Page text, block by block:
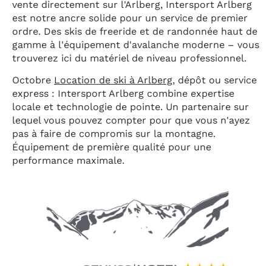
vente directement sur l'Arlberg, Intersport Arlberg
est notre ancre solide pour un service de premier
ordre. Des skis de freeride et de randonnée haut de
gamme à l'équipement d'avalanche moderne – vous
trouverez ici du matériel de niveau professionnel.
Octobre Location de ski à Arlberg, dépôt ou service
express : Intersport Arlberg combine expertise
locale et technologie de pointe. Un partenaire sur
lequel vous pouvez compter pour que vous n'ayez
pas à faire de compromis sur la montagne.
Équipement de première qualité pour une
performance maximale.